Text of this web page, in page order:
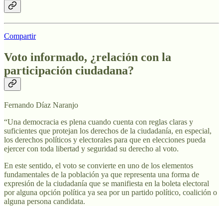
Compartir
Voto informado, ¿relación con la
participación ciudadana?
Fernando Díaz Naranjo
“Una democracia es plena cuando cuenta con reglas claras y
suficientes que protejan los derechos de la ciudadanía, en especial,
los derechos políticos y electorales para que en elecciones pueda
ejercer con toda libertad y seguridad su derecho al voto.
En este sentido, el voto se convierte en uno de los elementos
fundamentales de la población ya que representa una forma de
expresión de la ciudadanía que se manifiesta en la boleta electoral
por alguna opción política ya sea por un partido político, coalición o
alguna persona candidata.